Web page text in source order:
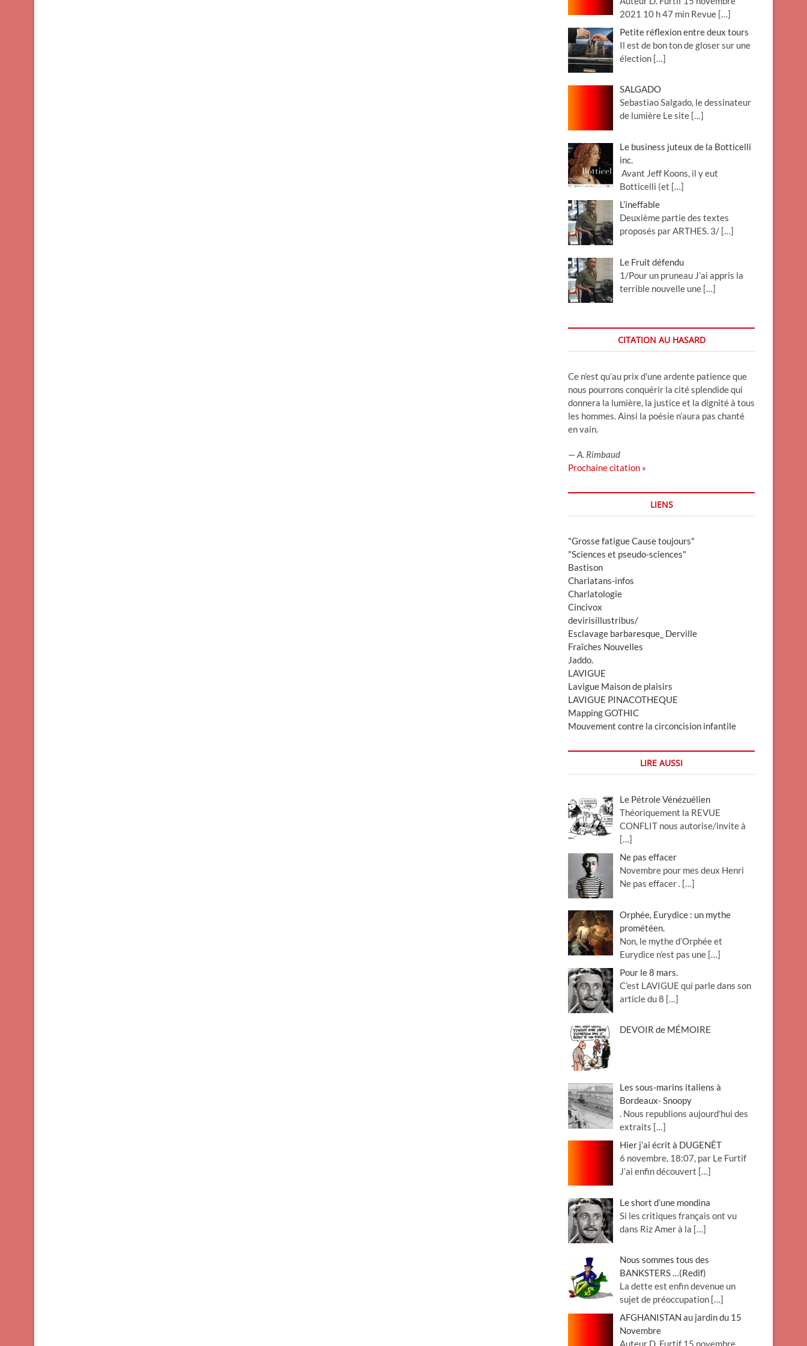
2021 10 h 47 min Revue […]
Petite réflexion entre deux tours
Il est de bon ton de gloser sur une
élection […]
SALGADO
Sebastiao Salgado, le dessinateur
de lumière Le site […]
Le business juteux de la Botticelli
inc.
Avant Jeff Koons, il y eut
Botticelli (et […]
L’ineffable
Deuxième partie des textes
proposés par ARTHES. 3/ […]
Le Fruit défendu
1/Pour un pruneau J’ai appris la
terrible nouvelle une […]
CITATION AU HASARD
Ce n’est qu’au prix d’une ardente patience que
nous pourrons conquérir la cité splendide qui
donnera la lumière, la justice et la dignité à tous
les hommes. Ainsi la poésie n’aura pas chanté
en vain.
—A. Rimbaud
Prochaine citation »
LIENS
"Grosse fatigue Cause toujours"
"Sciences et pseudo-sciences"
Bastison
Charlatans-infos
Charlatologie
Cincivox
devirisillustribus/
Esclavage barbaresque_ Derville
Fraîches Nouvelles
Jaddo.
LAVIGUE
Lavigue Maison de plaisirs
LAVIGUE PINACOTHEQUE
Mapping GOTHIC
Mouvement contre la circoncision infantile
LIRE AUSSI
Le Pétrole Vénézuélien
Théoriquement la REVUE
CONFLIT nous autorise/invite à
[…]
Ne pas effacer
Novembre pour mes deux Henri
Ne pas effacer . […]
Orphée, Eurydice : un mythe
prométéen.
Non, le mythe d’Orphée et
Eurydice n’est pas une […]
Pour le 8 mars.
C’est LAVIGUE qui parle dans son
article du 8 […]
DEVOIR de MÉMOIRE
Les sous-marins italiens à
Bordeaux- Snoopy
. Nous republions aujourd’hui des
extraits […]
Hier j’ai écrit à DUGENÊT
6 novembre, 18:07, par Le Furtif
J’ai enfin découvert […]
Le short d’une mondina
Si les critiques français ont vu
dans Riz Amer à la […]
Nous sommes tous des
BANKSTERS …(Redif)
La dette est enfin devenue un
sujet de préoccupation […]
AFGHANISTAN au jardin du 15
Novembre
Auteur D. Furtif 15 novembre